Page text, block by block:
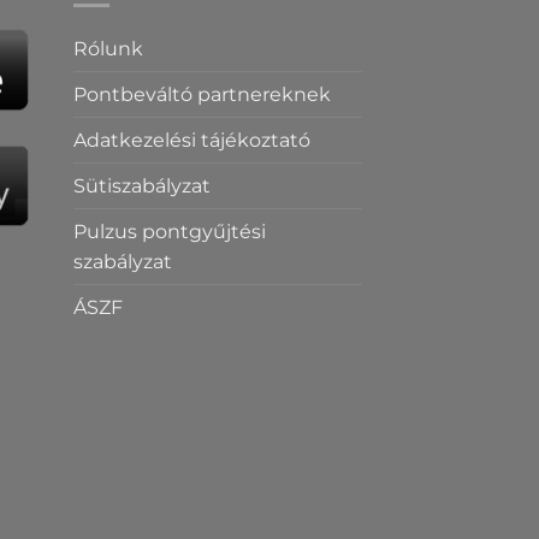
Rólunk
Pontbeváltó partnereknek
Adatkezelési tájékoztató
Sütiszabályzat
Pulzus pontgyűjtési
szabályzat
ÁSZF